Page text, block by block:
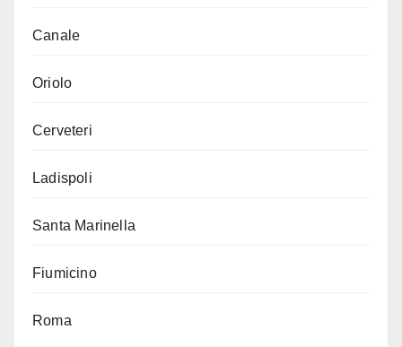
Canale
Oriolo
Cerveteri
Ladispoli
Santa Marinella
Fiumicino
Roma